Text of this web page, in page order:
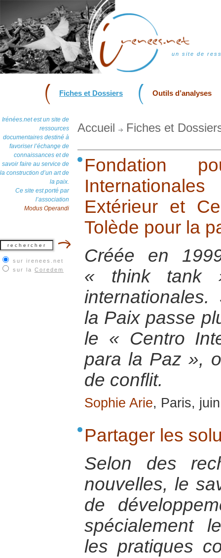
un site de
Fiches et Dossiers Outils d’analyses
Irénées.net est un site de
ressources
documentaires destiné à
favoriser l’échange de
connaissances et de
savoir faire au service de
la construction d’un art de
la paix.
Ce site est porté par
l’association
Modus Operandi
sur irenees.net
sur la Coredem
Accueil Fiches et
Fondation
Extérieur et
Tolède pour la
Créée en
« think tank
la Paix passe
le « Centro
para la Paz »,
de conflit.
Sophie Arie, Paris,
Partager les
Selon des
nouvelles, le
de
spécialement
les pratiques